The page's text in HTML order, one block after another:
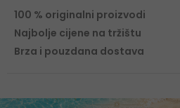
100 % originalni proizvodi
Najbolje cijene na tržištu
Brza i pouzdana dostava